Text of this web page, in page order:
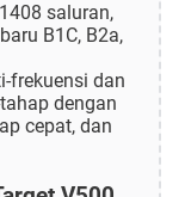
saluran,
B1C, B2a,
frekuensi dan
dengan
cepat, dan